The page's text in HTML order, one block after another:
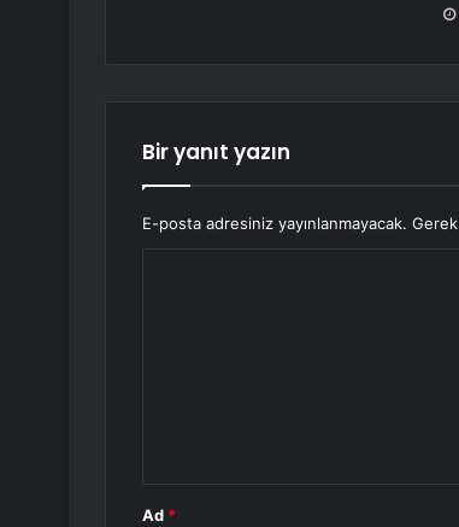
Bir yanıt yazın
E-posta adresiniz yayınlanmayacak.
Ad *